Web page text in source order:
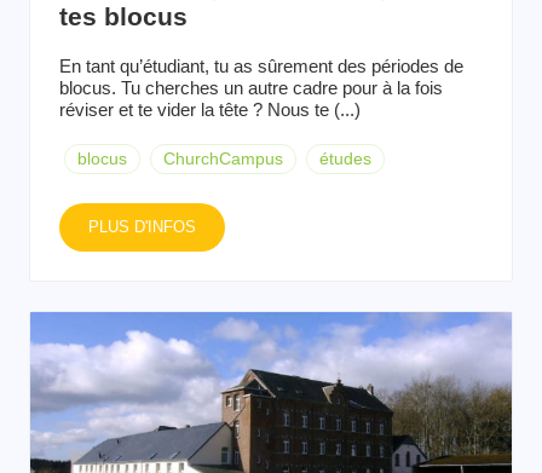
tes blocus
En tant qu’étudiant, tu as sûrement des périodes de
blocus. Tu cherches un autre cadre pour à la fois
réviser et te vider la tête ? Nous te (...)
blocus ChurchCampus études
PLUS D'INFOS